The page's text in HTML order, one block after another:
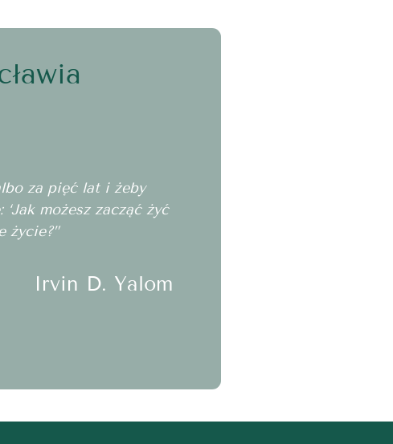
za pięć lat i żeby
możesz zacząć żyć
życie?”
Irvin D. Yalom